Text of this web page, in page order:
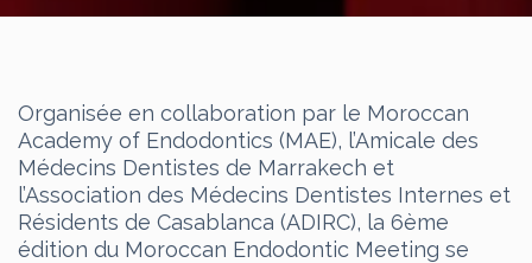
Organisée en collaboration par le Moroccan
Academy of Endodontics (MAE), l’Amicale des
Médecins Dentistes de Marrakech et
l’Association des Médecins Dentistes Internes et
Résidents de Casablanca (ADIRC), la 6ème
édition du Moroccan Endodontic Meeting se